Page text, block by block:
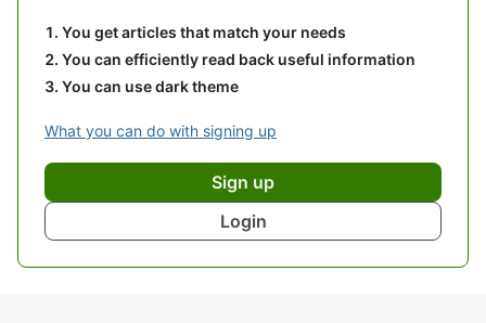
You get articles that match your needs
You can efficiently read back useful information
You can use dark theme
What you can do with signing up
Sign up
Login